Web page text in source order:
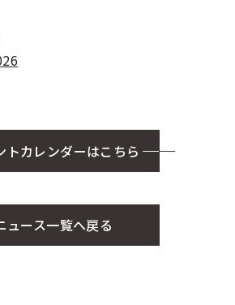
トカレンダーはこちら
ュース一覧へ戻る